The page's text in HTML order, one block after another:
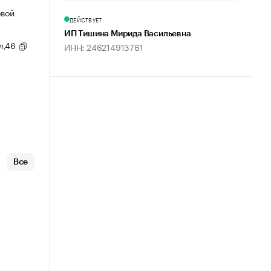
Все
ДЕЙСТВУЕТ
ИП Тишина Мирида Васильевна
ИНН: 246214913761